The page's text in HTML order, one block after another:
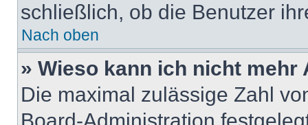
schließlich, ob die Benutzer
Nach oben
» Wieso kann ich nicht
Die maximal zulässige Zahl